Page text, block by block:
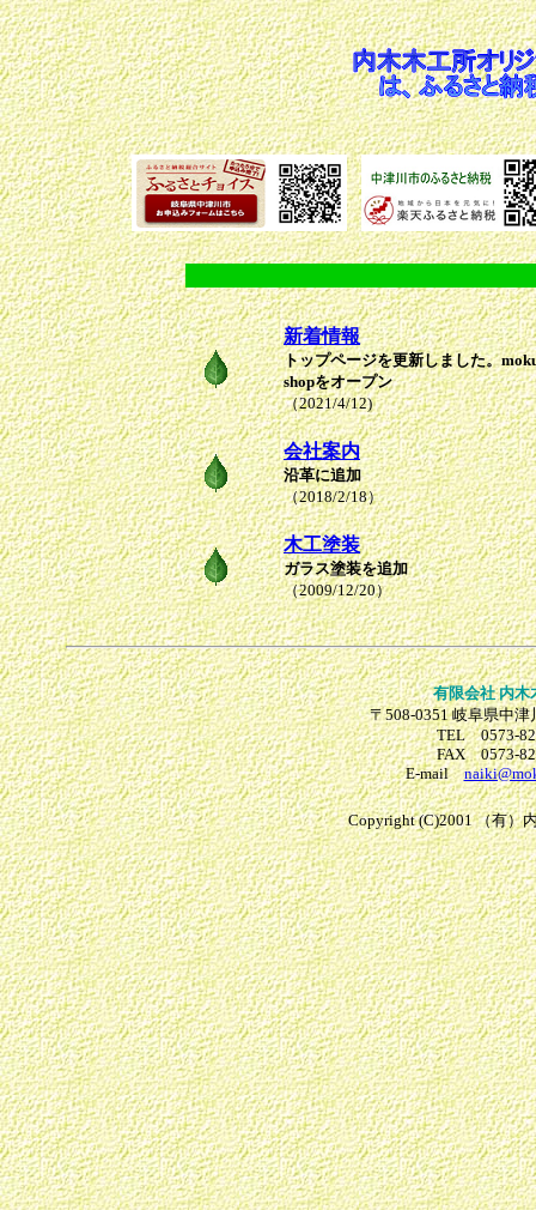
新着情報
トップページを更新しました。
shopをオープン
（2021/4/12)
会社案内
沿革に追加
（2018/2/18）
木工塗装
ガラス塗装を追加
（2009/12/20）
有限会社 内木
〒508-0351 岐阜県中津
TEL 0573-
FAX 0573-
E-mail
Copyright (C)2001 （有）